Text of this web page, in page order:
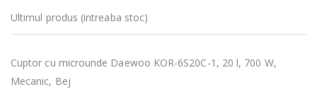
Ultimul produs (intreaba stoc)
Cuptor cu microunde Daewoo KOR-6S20C-1, 20 l, 700 W,
Mecanic, Bej
Masina de tocat
carne Bosch ...
549,00 Lei
bucatarie